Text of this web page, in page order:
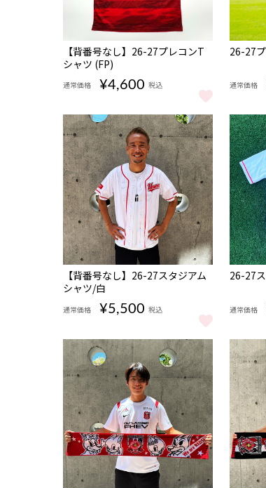
NEW
【背番号なし】26-27プレコンT
シャツ (FP)
通常価格 ¥4,600 税込
【背番号なし】26-27プレコンTシャツ (FP) を
NEW
26-27
通常価格
26-27
NEW
【背番号なし】26-27スタジアム
シャツ/白
通常価格 ¥5,500 税込
【背番号なし】26-27スタジアムシャツ/白 を
NEW
26-27
通常価格
26-27